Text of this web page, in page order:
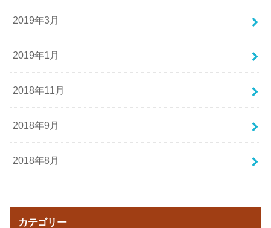
2019年3月
2019年1月
2018年11月
2018年9月
2018年8月
カテゴリー